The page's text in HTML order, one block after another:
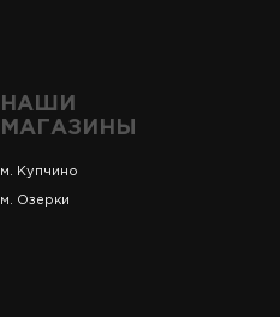
НАШИ
МАГАЗИНЫ
м. Купчино
м. Озерки